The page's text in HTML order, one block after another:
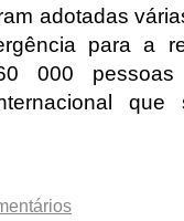
adotadas
para a
000
que